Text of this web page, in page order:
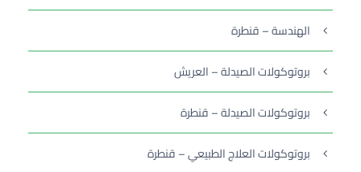
الهندسة – قنطرة
بروتوكولات الصيدلة – العريش
بروتوكولات الصيدلة – قنطرة
بروتوكولات العلاج الطبيعي – قنطرة